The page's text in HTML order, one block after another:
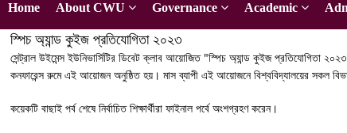
Home About CWU Governance Academic
স্পিচ অ্যান্ড কুইজ প্রতিযোগিতা ২০২৩
সেন্ট্রাল উইমেন্স ইউনিভার্সিটির ডিবেট ক্লাব আয়োজিত "স্পিচ অ্যান্ড কুইজ প্রতিযোগিতা
কনফারেন্স রুমে এই আয়োজন অনুষ্ঠিত হয়। মাস ব্যাপী এই আয়োজনে বিশ্ববিদ্যালয়ের সকল
কয়েকটি বাছাই পর্ব শেষে নির্বাচিত শিক্ষার্থীরা ফাইনাল পর্বে অংশগ্রহণ করেন।